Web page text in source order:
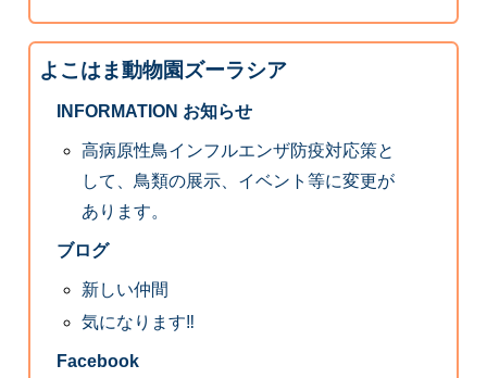
よこはま動物園ズーラシア
INFORMATION お知らせ
高病原性鳥インフルエンザ防疫対応策と
して、鳥類の展示、イベント等に変更が
あります。
ブログ
新しい仲間
気になります‼
Facebook